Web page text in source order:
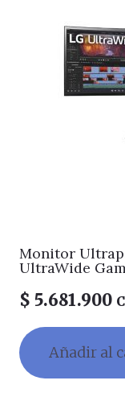
Monitor
$ 5.681.900
Añadir al